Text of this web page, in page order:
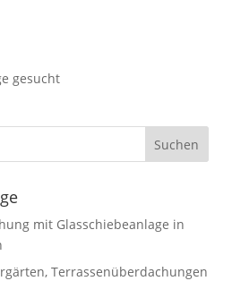
gesucht
mit Glasschiebeanlage in
Terrassenüberdachungen